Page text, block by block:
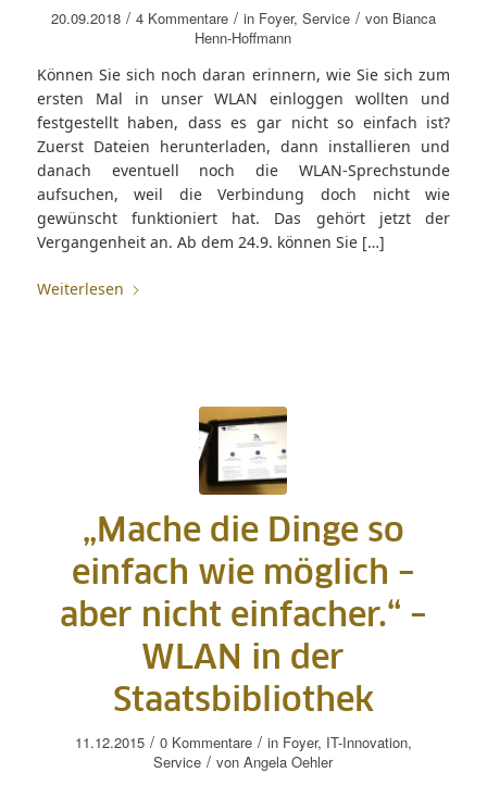
20.09.2018 / 4 Kommentare / in Foyer, Service / von Bianca
Henn-Hoffmann
Können Sie sich noch daran erinnern, wie Sie sich zum
ersten Mal in unser WLAN einloggen wollten und
festgestellt haben, dass es gar nicht so einfach ist?
Zuerst Dateien herunterladen, dann installieren und
danach eventuell noch die WLAN-Sprechstunde
aufsuchen, weil die Verbindung doch nicht wie
gewünscht funktioniert hat. Das gehört jetzt der
Vergangenheit an. Ab dem 24.9. können Sie […]
Weiterlesen
„Mache die Dinge so
einfach wie möglich –
aber nicht einfacher.“ –
WLAN in der
Staatsbibliothek
11.12.2015 / 0 Kommentare / in Foyer, IT-Innovation,
Service / vonAngela Oehler